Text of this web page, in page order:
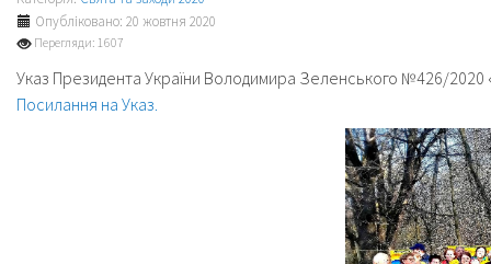
Опубліковано: 20 жовтня 2020
Перегляди: 1607
Указ Президента України Володимира Зеленського №426/2020
Посилання на Указ.